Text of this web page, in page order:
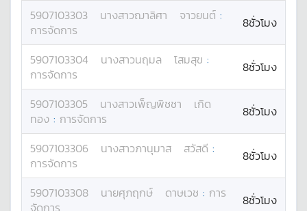
5907103303 นางสาวฌาลิศา จาวยนต์ :
การจัดการ
8ชั่วโมง
5907103304 นางสาวนฤมล โสมสุข :
การจัดการ
8ชั่วโมง
5907103305 นางสาวเพ็ญพิชชา
เกิด
ทอง : การจัดการ 8ชั่วโมง
5907103306 นางสาวภานุมาส สวัสดี :
การจัดการ
8ชั่วโมง
5907103308 นายศุภฤกษ์ ดาษเวช : การ
จัดการ
8ชั่วโมง